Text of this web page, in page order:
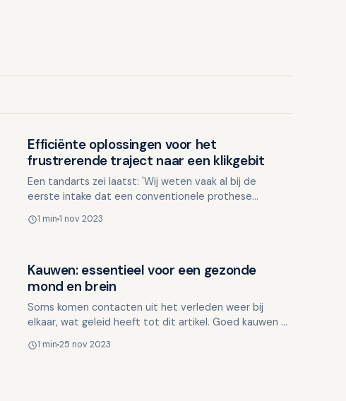
Ouderen en mondgezondheid
Efficiënte oplossingen voor het
frustrerende traject naar een klikgebit
Een tandarts zei laatst: 'Wij weten vaak al bij de
eerste intake dat een conventionele prothese
vergoeding. Het voe…
1 min1 nov 2023
Ouderen en mondgezondheid
Kauwen: essentieel voor een gezonde
mond en brein
Soms komen contacten uit het verleden weer bij
elkaar, wat geleid heeft tot dit artikel. Goed kauwen is
heeft o…
1 min25 nov 2023